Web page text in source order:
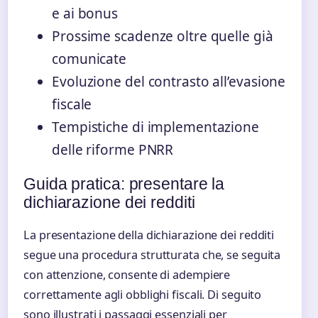
e ai bonus
Prossime scadenze oltre quelle già
comunicate
Evoluzione del contrasto all’evasione
fiscale
Tempistiche di implementazione
delle riforme PNRR
Guida pratica: presentare la
dichiarazione dei redditi
La presentazione della dichiarazione dei redditi
segue una procedura strutturata che, se seguita
con attenzione, consente di adempiere
correttamente agli obblighi fiscali. Di seguito
sono illustrati i passaggi essenziali per